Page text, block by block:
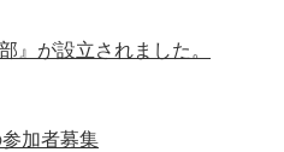
』が設立されました。
加者募集